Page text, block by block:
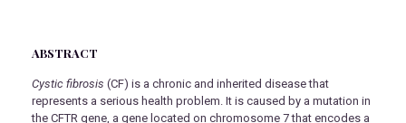
ABSTRACT
Cystic fibrosis (CF) is a chronic and inherited disease that
represents a serious health problem. It is caused by a mutation in
the CFTR gene, a gene located on chromosome 7 that encodes a